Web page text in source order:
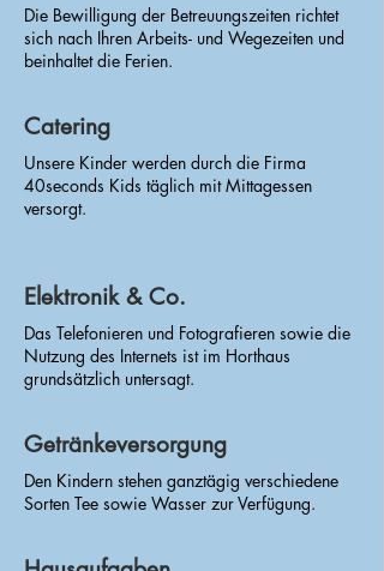
Die Bewilligung der Betreuungszeiten richtet
sich nach Ihren Arbeits- und Wegezeiten und
beinhaltet die Ferien.
Catering
Unsere Kinder werden durch die Firma
40seconds Kids täglich mit Mittagessen
versorgt.
Elektronik & Co.
Das Telefonieren und Fotografieren sowie die
Nutzung des Internets ist im Horthaus
grundsätzlich untersagt.
Getränkeversorgung
Den Kindern stehen ganztägig verschiedene
Sorten Tee sowie Wasser zur Verfügung.